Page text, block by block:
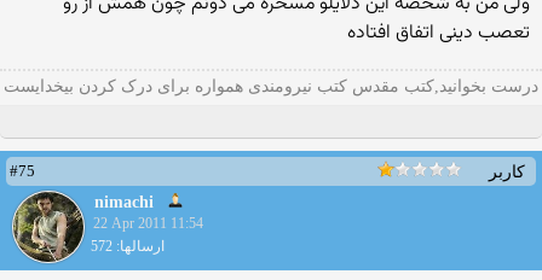
تعصب دینی اتفاق افتاده
درست بخوانید,کتب مقدس کتب نیرومندی همواره برای درک کردن بیخدایست
کاربر
#75
nimachi
22 Apr 2011 11:54
ارسالها: 572